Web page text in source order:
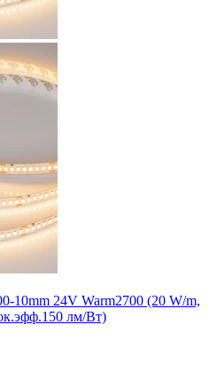
10mm 24V Warm2700 (20 W/m,
лм/Вт)